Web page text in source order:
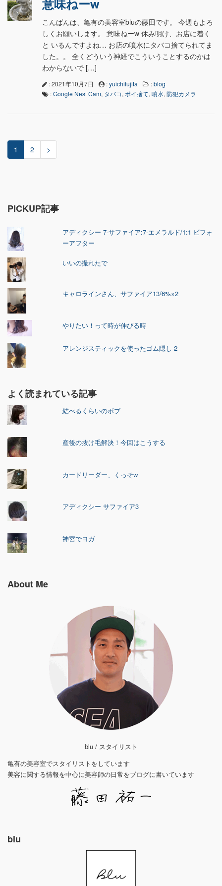
こんばんは、亀有の美容室bluの藤田です。 今週もよろ
しくお願いします。 意味ねーw 休み明け、お店に着く
と いるんですよね… お店の噴水にタバコ捨てられてま
した。。 全くどういう神経でこういうことするのかは
わからないで […]
: 2021年10月7日 :yuichifujita :blog
:Google Nest Cam, タバコ, ポイ捨て, 噴水, 防犯カメラ
1 2 >
PICKUP記事
アディクシー 7-サファイア:7-エメラルド/1:1 ビフォ
ーアフター
いいの撮れたで
キャロラインさん、サファイア13/6%×2
やりたい！って時が伸びる時
アレンジスティックを使ったゴム隠し 2
よく読まれている記事
結べるくらいのボブ
産後の抜け毛解決！今回はこうする
カードリーダー、くっそw
アディクシー サファイア3
神宮でヨガ
About Me
blu / スタイリスト
亀有の美容室でスタイリストをしています
美容に関する情報を中心に美容師の日常をブログに書いています
blu